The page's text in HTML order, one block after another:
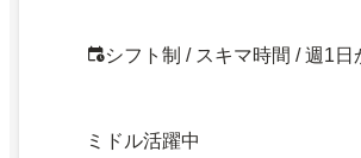
シフト制 / スキマ時間 / 週1日
ミドル活躍中